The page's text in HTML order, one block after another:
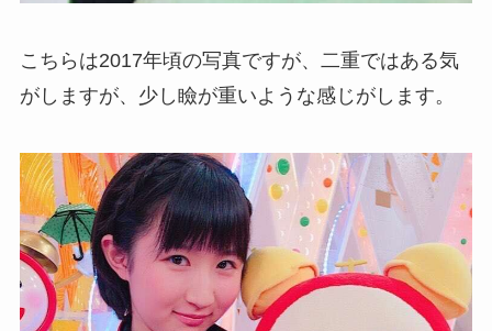
こちらは2017年頃の写真ですが、二重ではある気
がしますが、少し瞼が重いような感じがします。